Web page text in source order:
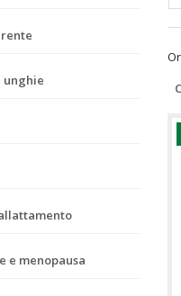
unghie
e menopausa